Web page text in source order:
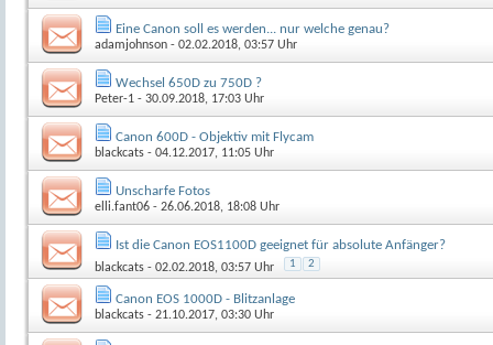
Eine Canon soll es werden... nur welche genau?
adamjohnson - 02.02.2018, 03:57 Uhr
Wechsel 650D zu 750D ?
Peter-1 - 30.09.2018, 17:03 Uhr
Canon 600D - Objektiv mit Flycam
blackcats - 04.12.2017, 11:05 Uhr
Unscharfe Fotos
elli.fant06 - 26.06.2018, 18:08 Uhr
Ist die Canon EOS1100D geeignet für absolute Anfänger?
blackcats - 02.02.2018, 03:57 Uhr 1 2
Canon EOS 1000D - Blitzanlage
blackcats - 21.10.2017, 03:30 Uhr